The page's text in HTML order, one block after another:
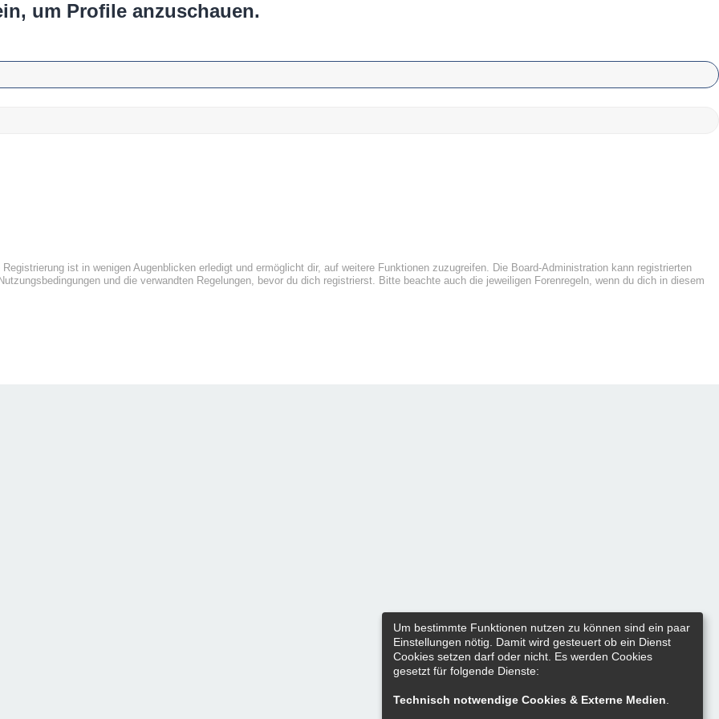
um Profile anzuschauen.
ist in wenigen Augenblicken erledigt und ermöglicht dir, auf weitere Funktionen zuzugreifen. Die Board-Administration kann registrierten
und die verwandten Regelungen, bevor du dich registrierst. Bitte beachte auch die jeweiligen Forenregeln, wenn du dich in diesem
Um bestimmte Funktionen nutzen zu können sind ein paar
Einstellungen nötig. Damit wird gesteuert ob ein Dienst
Cookies setzen darf oder nicht. Es werden Cookies
gesetzt für folgende Dienste:
Technisch notwendige Cookies & Externe Medien